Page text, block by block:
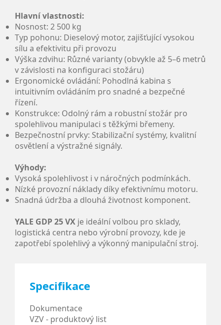
Hlavní vlastnosti:
Nosnost: 2 500 kg
Typ pohonu: Dieselový motor, zajišťující vysokou
sílu a efektivitu při provozu
Výška zdvihu: Různé varianty (obvykle až 5–6 metrů
v závislosti na konfiguraci stožáru)
Ergonomické ovládání: Pohodlná kabina s
intuitivním ovládáním pro snadné a bezpečné
řízení.
Konstrukce: Odolný rám a robustní stožár pro
spolehlivou manipulaci s těžkými břemeny.
Bezpečnostní prvky: Stabilizační systémy, kvalitní
osvětlení a výstražné signály.
Výhody:
Vysoká spolehlivost i v náročných podmínkách.
Nízké provozní náklady díky efektivnímu motoru.
Snadná údržba a dlouhá životnost komponent.
YALE GDP 25 VX je ideální volbou pro sklady,
logistická centra nebo výrobní provozy, kde je
zapotřebí spolehlivý a výkonný manipulační stroj.
Specifikace
Dokumentace
VZV - produktový list